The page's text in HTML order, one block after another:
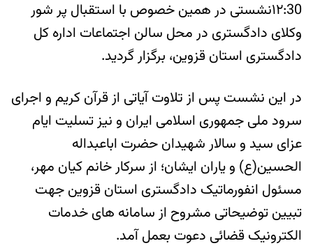
۱۲:30نشستی در همین خصوص با استقبال پر شور
وکلای دادگستری در محل سالن اجتماعات اداره کل
دادگستری استان قزوین، برگزار گردید.
در این نشست پس از تلاوت آیاتی از قرآن کریم و اجرای
سرود ملی جمهوری اسلامی ایران و نیز تسلیت ایام
عزای سید و سالار شهیدان حضرت اباعبداله
الحسین(ع) و یاران ایشان؛ از سرکار خانم کیان مهر،
مسئول انفورماتیک دادگستری استان قزوین جهت
تبیین توضیحاتی مشروح از سامانه های خدمات
الکترونیک قضائی دعوت بعمل آمد.